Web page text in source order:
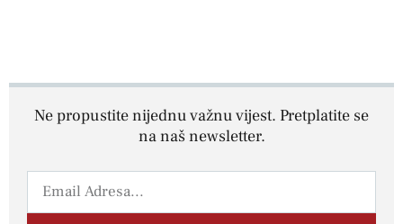
Ne propustite nijednu važnu vijest. Pretplatite se
na naš newsletter.